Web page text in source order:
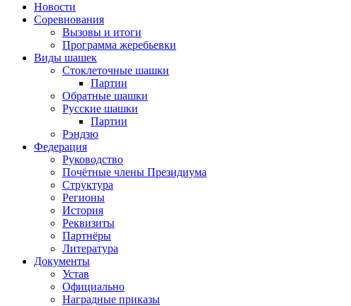
Новости
Соревнования
Вызовы и итоги
Программа жеребьевки
Виды шашек
Стоклеточные шашки
Партии
Обратные шашки
Русские шашки
Партии
Рэндзю
Федерация
Руководство
Почётные члены Президиума
Структура
Регионы
История
Реквизиты
Партнёры
Литература
Документы
Устав
Официально
Наградные приказы